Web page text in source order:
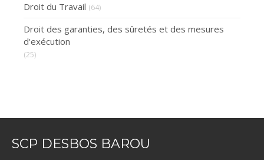
Droit du Travail (64)
Droit des garanties, des sûretés et des mesures
d'exécution
(25)
SCP DESBOS BAROU